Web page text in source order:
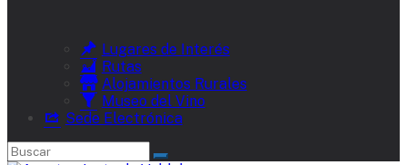
Lugares de Interés
Rutas
Alojamientos Rurales
Museo del Vino
Sede Electrónica